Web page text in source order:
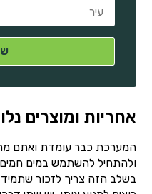
אחריות ומוצרים
המערכת כבר עומדת ואתם
ולהתחיל להשתמש במים
בשלב הזה צריך לזכור